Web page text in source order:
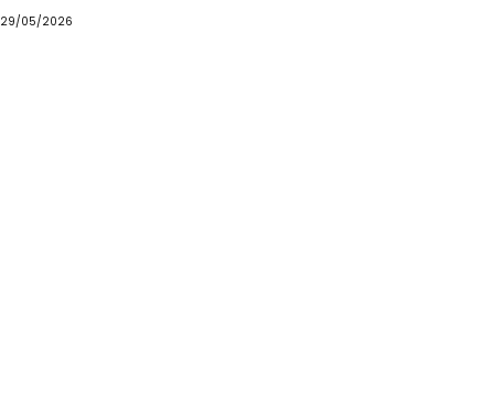
29/05/2026